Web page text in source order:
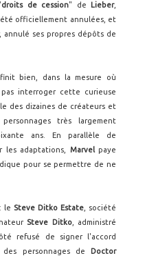
droits de cession" de Lieber,
officiellement annulées, et
annulé ses propres dépôts de
bien, dans la mesure où
interroger cette curieuse
des dizaines de créateurs et
très largement
ans. En parallèle de
les adaptations, Marvelpaye
pour se permettre de ne
le Steve Ditko Estate , société
Steve Ditko, administré
refusé de signer l'accord
personnages de
Doctor